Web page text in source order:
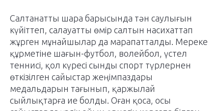
Салтанатты шара барысында тән саулығын
күйіттеп, салауатты өмір салтын насихаттап
жұрген мұнайшылар да марапатталды. Мереке
құрметіне шағын-футбол, волейбол, үстел
теннисі, қол күресі сынды спорт түрлернен
өткізілген сайыстар жеңімпаздары
медальдарын тағынып, қаржылай
сыйлықтарға ие болды. Оған қоса, осы